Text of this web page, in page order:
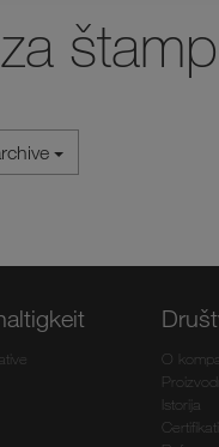
O
Istorija